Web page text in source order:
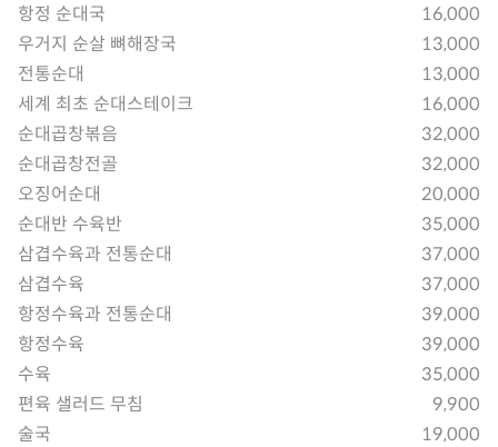
항정 순대국
16,000
우거지 순살 뼈해장국
13,000
전통순대
13,000
세계 최초 순대스테이크
16,000
순대곱창볶음
32,000
순대곱창전골
32,000
오징어순대
20,000
순대반 수육반
35,000
삼겹수육과 전통순대
37,000
삼겹수육
37,000
항정수육과 전통순대
39,000
항정수육
39,000
수육
35,000
편육 샐러드 무침
9,900
술국
19,000